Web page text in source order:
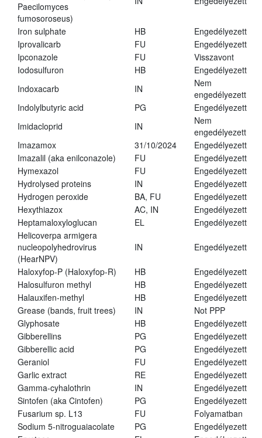
Paecilomyces
fumosoroseus)
Iron sulphate HB
Engedélyezett
Iprovalicarb
FU
Engedélyezett
Ipconazole
FU
Visszavont
Iodosulfuron
HB
Engedélyezett
Indoxacarb
IN
Nem
engedélyezett
Indolylbutyric acid
PG
Engedélyezett
Imidacloprid
IN
Nem
engedélyezett
Imazamox
31/10/2024
Engedélyezett
Imazalil (aka enilconazole)
FU
Engedélyezett
Hymexazol
FU
Engedélyezett
Hydrolysed proteins
IN
Engedélyezett
Hydrogen peroxide
BA, FU
Engedélyezett
Hexythiazox
AC, IN
Engedélyezett
Heptamaloxyloglucan
EL
Engedélyezett
Helicoverpa armigera
nucleopolyhedrovirus
(HearNPV)
IN Engedélyezett
Haloxyfop-P (Haloxyfop-R) HB
Engedélyezett
Halosulfuron methyl
HB
Engedélyezett
Halauxifen-methyl
HB
Engedélyezett
Grease (bands, fruit trees)
IN
Not PPP
Glyphosate
HB
Engedélyezett
Gibberellins
PG
Engedélyezett
Gibberellic acid
PG
Engedélyezett
Geraniol
FU
Engedélyezett
Garlic extract
RE
Engedélyezett
Gamma-cyhalothrin
IN
Engedélyezett
Sintofen (aka Cintofen)
PG
Engedélyezett
Fusarium sp. L13
FU
Folyamatban
Sodium 5-nitroguaiacolate
PG
Engedélyezett